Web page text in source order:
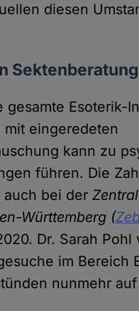
diesen
Esoterik-
mit eingeredeten
kann zu
führen. Die
bei der
Württemberg (
Dr. Sarah
im Bereich
nunmehr auf